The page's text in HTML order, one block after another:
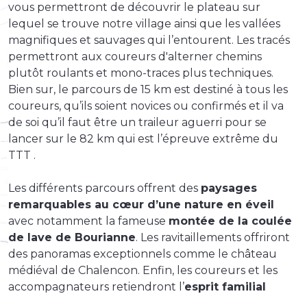
vous permettront de découvrir le plateau sur
lequel se trouve notre village ainsi que les vallées
magnifiques et sauvages qui l’entourent. Les tracés
permettront aux coureurs d'alterner chemins
plutôt roulants et mono-traces plus techniques.
Bien sur, le parcours de 15 km est destiné à tous les
coureurs, qu’ils soient novices ou confirmés et il va
de soi qu’il faut être un traileur aguerri pour se
lancer sur le 82 km qui est l’épreuve extrême du
TTT .
Les différents parcours offrent des paysages
remarquables au cœur d’une nature en éveil
avec notamment la fameuse montée de la coulée
de lave de Bourianne. Les ravitaillements offriront
des panoramas exceptionnels comme le château
médiéval de Chalencon. Enfin, les coureurs et les
accompagnateurs retiendront l’esprit familial